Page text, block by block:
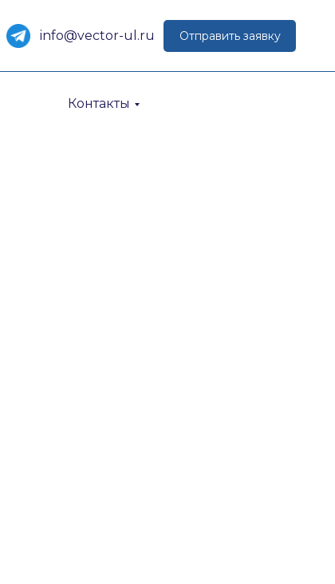
Отправить заявку
info@vector-ul.ru
Контакты